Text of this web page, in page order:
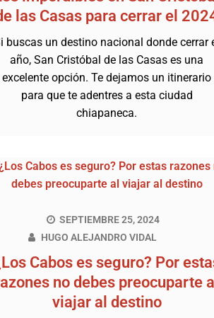
las Casas para cerrar el
buscas un destino nacional donde cerrar
año, San Cristóbal de las Casas es una
excelente opción. Te dejamos un itinerario
para que te adentres a esta ciudad
chiapaneca.
SEPTIEMBRE 25, 2024
HUGO ALEJANDRO VIDAL
Cabos es seguro? Por
no debes preocuparte al
viajar al destino